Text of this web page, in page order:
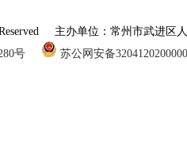
Reserved 主办单位：常州市武进
号
苏公网安备